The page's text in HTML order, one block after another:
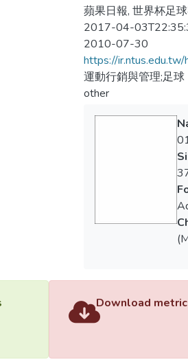
蘋果日報, 世界杯足
2017-04-
2010-07-30
https://
運動行銷與管理;足球
other
Download